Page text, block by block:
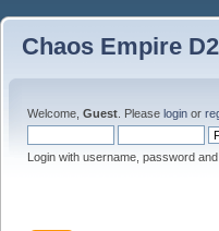
Chaos Empire
Welcome, Guest . Please login or
Login with username, password